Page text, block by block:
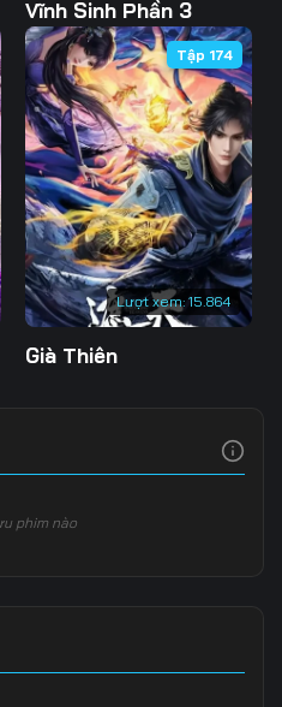
104 Tập 105
107 Tập 108
110 Tập 111
113 Tập 114
116 Tập 117
119 Tập 120
122 Tập 123
134
Vĩnh Sinh Phần 3
Lượt xem: 15.864
Tập 174
Già Thiên
phim nào